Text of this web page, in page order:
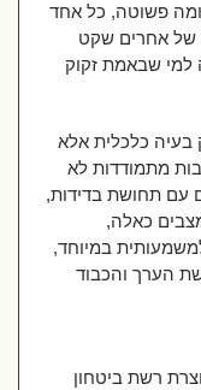
פשוטה, כל אחד
אחרים שקט
שבאמת זקוק
כלכלית אלא
מתמודדות לא
תחושת בדידות,
כאלה,
במיוחד,
הערך והכבוד
רשת ביטחון